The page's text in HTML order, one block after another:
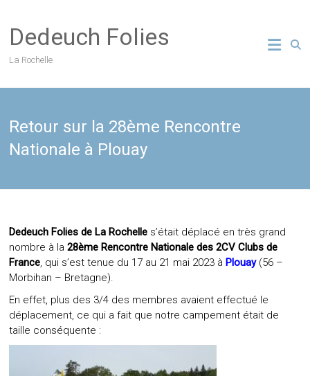
content
Dedeuch Folies
La Rochelle
Retour sur la 28ème Rencontre
Nationale à Plouay
Dedeuch Folies de La Rochelle s’était déplacé en très grand
nombre à la28ème Rencontre Nationale des 2CV Clubs de
France, qui s’est tenue du 17 au 21 mai 2023 àPlouay(56 –
Morbihan – Bretagne).
En effet, plus des 3/4 des membres avaient effectué le
déplacement, ce qui a fait que notre campement était de
taille conséquente :